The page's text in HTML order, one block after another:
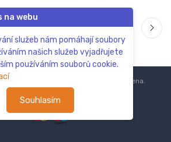
na webu
služeb nám pomáhají soubory
našich služeb vyjadřujete
používáním souborů cookie.
Souhlasím
Všechna práva vyhrazena.